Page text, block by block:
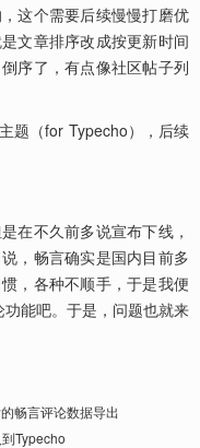
这个需要后续慢慢打磨优
文章排序改成按更新时间
序了，有点像社区帖子列
题（for Typecho），后续
在不久前多说宣布下线，
，畅言确实是国内目前多
，各种不顺手，于是我便
能吧。于是，问题也就来
畅言评论数据导出
Typecho